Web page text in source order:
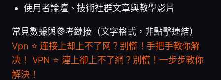
使用者論壇、技術社群文章與教學影片
常見數據與參考鏈接（文字格式，非點擊連結）
Vpn ⭐ 连接上却上不了网？别慌！手把手教你解
决！ VPN ⭐ 連上卻上不了網？別慌！一步步教你
解決！